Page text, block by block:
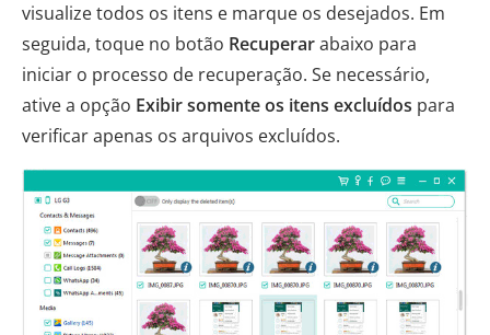
visualize todos os itens e marque os desejados. Em
seguida, toque no botão Recuperarabaixo para
iniciar o processo de recuperação. Se necessário,
ative a opção Exibir somente os itens excluídos para
verificar apenas os arquivos excluídos.